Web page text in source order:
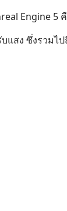
Engine 5
แสง ซึ่งรวม